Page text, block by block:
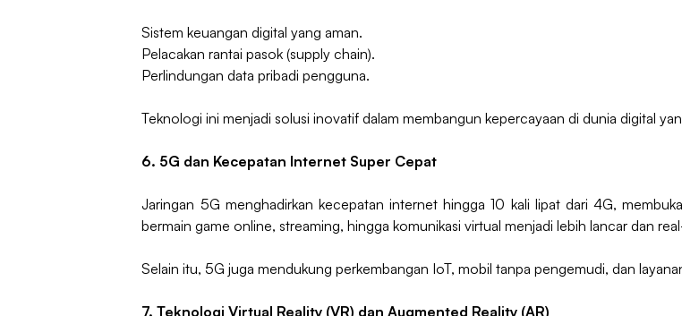
Sistem keuangan digital yang aman.
Pelacakan rantai pasok (supply chain).
Perlindungan data pribadi pengguna.
Teknologi ini menjadi solusi inovatif dalam membangun kepercayaan di dunia digital
6. 5G dan Kecepatan Internet Super Cepat
Jaringan 5G menghadirkan kecepatan internet hingga 10 kali lipat dari 4G,
bermain game online, streaming, hingga komunikasi virtual menjadi lebih lancar dan
Selain itu, 5G juga mendukung perkembangan IoT, mobil tanpa pengemudi, dan
7. Teknologi Virtual Reality (VR) dan Augmented Reality (AR)